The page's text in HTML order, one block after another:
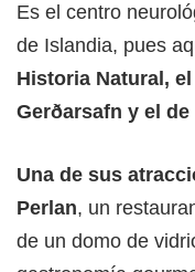
Es el centro
de Islandia, pues
Historia Natural,
Gerðarsafn y el
Una de sus
Perlan, un
de un domo de